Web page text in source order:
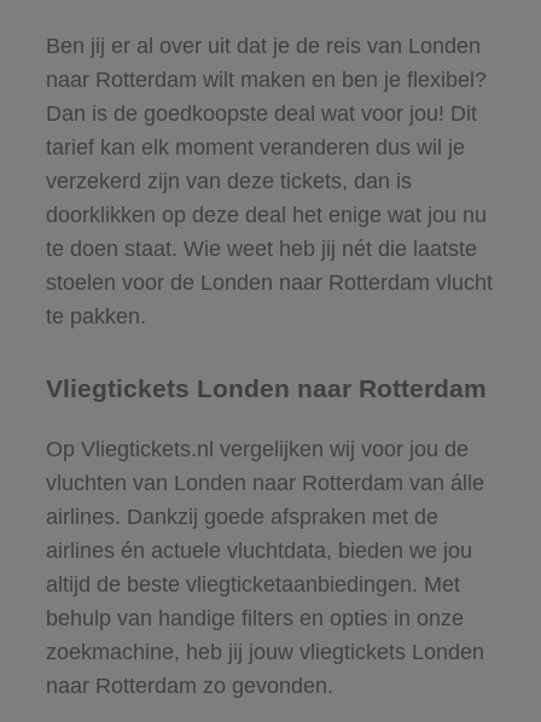
Ben jij er al over uit dat je de reis van Londen
naar Rotterdam wilt maken en ben je flexibel?
Dan is de goedkoopste deal wat voor jou! Dit
tarief kan elk moment veranderen dus wil je
verzekerd zijn van deze tickets, dan is
doorklikken op deze deal het enige wat jou nu
te doen staat. Wie weet heb jij nét die laatste
stoelen voor de Londen naar Rotterdam vlucht
te pakken.
Vliegtickets Londen naar Rotterdam
Op Vliegtickets.nl vergelijken wij voor jou de
vluchten van Londen naar Rotterdam van álle
airlines. Dankzij goede afspraken met de
airlines én actuele vluchtdata, bieden we jou
altijd de beste vliegticketaanbiedingen. Met
behulp van handige filters en opties in onze
zoekmachine, heb jij jouw vliegtickets Londen
naar Rotterdam zo gevonden.